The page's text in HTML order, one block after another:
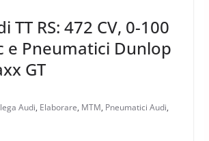
TT RS: 472 CV, 0-100
e Pneumatici Dunlop
GT
Audi, Elaborare, MTM, Pneumatici Audi,